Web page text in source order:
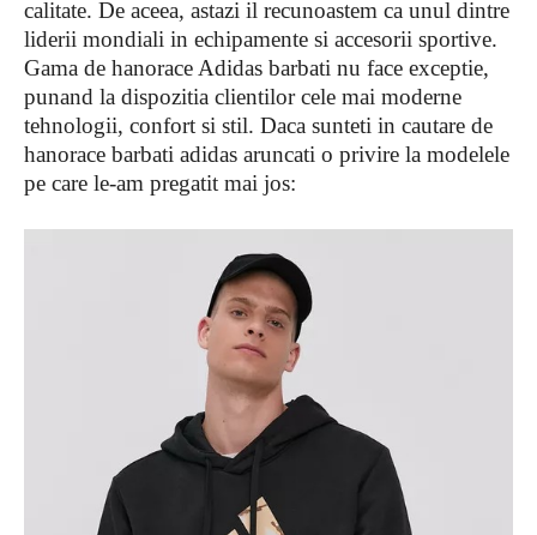
calitate. De aceea, astazi il recunoastem ca unul dintre
liderii mondiali in echipamente si accesorii sportive.
Gama de hanorace Adidas barbati nu face exceptie,
punand la dispozitia clientilor cele mai moderne
tehnologii, confort si stil. Daca sunteti in cautare de
hanorace barbati adidas aruncati o privire la modelele
pe care le-am pregatit mai jos: